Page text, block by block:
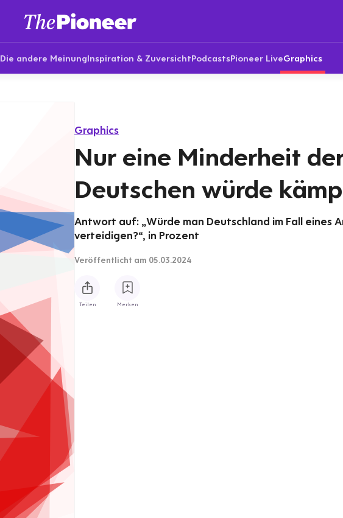
Die andere MeinungInspiration & ZuversichtPodcastsPioneer LiveGraphics
Graphics
Nur eine Minderheit
Deutschen würde
Antwort auf: „Würde man Deutschland im Fall eines
verteidigen?“, in Prozent
Veröffentlicht am 05.03.2024
Teilen Merken